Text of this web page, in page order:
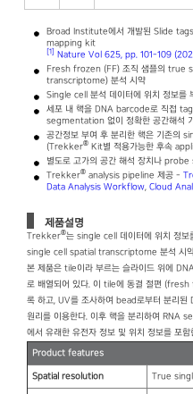
Broad Institute에서 개발된 Slide tags
mapping kit
[1] Nature Vol 625, pp. 101-109
Fresh frozen (FF) 조직 샘플의 true
transcriptome) 분석 시약
Single cell 분석 데이터에 위치 정보를
세포 내 핵을 DNA barcode로 직접
segmentation 없이 정확한 공간해석
공간정보 부여 후 분리한 핵은 기존의
(Trekker® Kit별 적용가능한 후속
별도로 고가의 공간 해석 장치나
Trekker® analysis pipeline 제공 -
Data Analysis Workflow, Cloud
제품설명
Trekker®는 single cell 데이터에 위치 정보
single cell spatial transcriptome 분석 시
본 제품은 tile이라 부르는 슬라이드 위에
로 배열되어 있다. 이 tile에 동결 절편
록 하고, UV를 조사하여 bead로부터 분리
원리를 이용한다. 이후 핵을 분리하여 RNA
에서 유래한 유전자 정보 및 위치 정보를 포
Product features
Spatial resolution True